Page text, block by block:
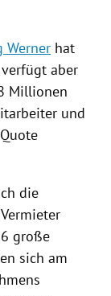
Werner hat
aber
Millionen
und
die
große
sich am